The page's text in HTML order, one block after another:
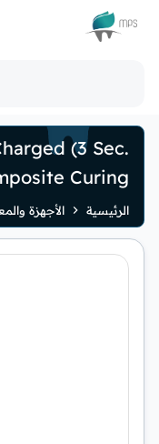
الشعار
(3 Sec.
Curing)
الرئيسية الأجهزة